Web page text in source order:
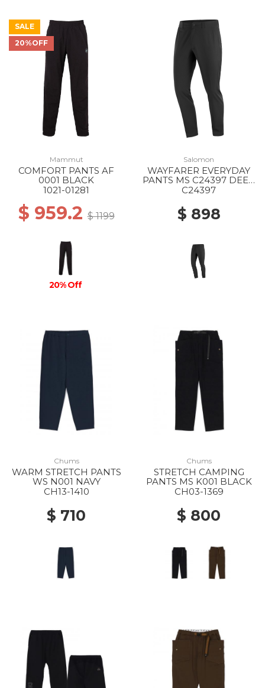
SALE
20%OFF
Mammut
COMFORT PANTS AF
0001 BLACK
1021-01281
$ 959.2$ 1199
20% Off
Salomon
WAYFARER EVERYDAY
PANTS MS C24397 DEEP
BLACK
C24397
$ 898
Chums
WARM STRETCH PANTS
WS N001 NAVY
CH13-1410
$ 710
Chums
STRETCH CAMPING
PANTS MS K001 BLACK
CH03-1369
$ 800